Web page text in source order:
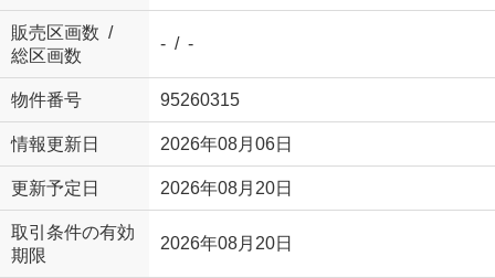
販売区画数 /
総区画数
- / -
物件番号 95260315
情報更新日 2026年08月06日
更新予定日 2026年08月20日
取引条件の有効
期限
2026年08月20日